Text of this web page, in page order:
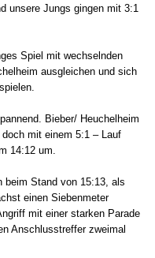
unsere Jungs gingen mit 3:1
Spiel mit wechselnden
ausgleichen und sich
Bieber/ Heuchelheim
mit einem 5:1 – Lauf
14:12 um.
beim Stand von 15:13, als
einen Siebenmeter
mit einer starken Parade
Anschlusstreffer zweimal